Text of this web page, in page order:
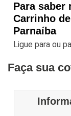
Para saber
Carrinho
Parnaíba
Ligue paraou
Faça sua